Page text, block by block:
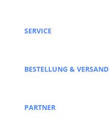
SERVICE
BESTELLUNG & VERSAND
PARTNER